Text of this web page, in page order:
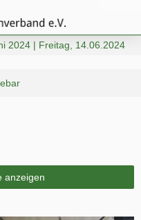
2024 | Freitag, 14.06.2024
anzeigen